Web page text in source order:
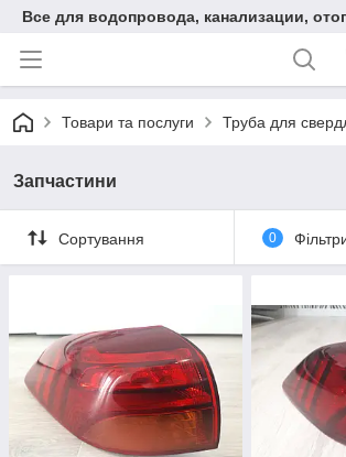
Все для водопровода, канализации,
Товари та послуги Труба для
Запчастини
Сортування 0